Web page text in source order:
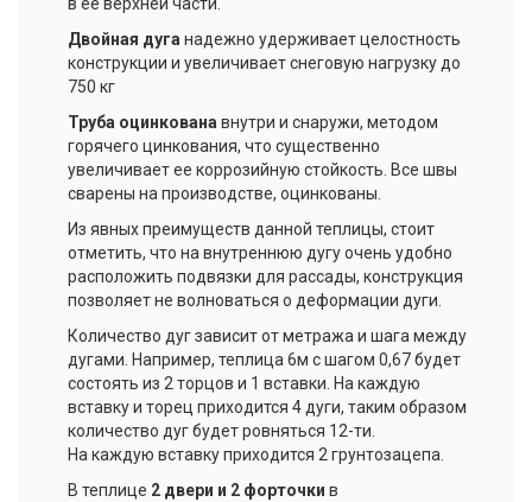
Двойная дуга надежно удерживает целостность
конструкции и увеличивает снеговую нагрузку до
750 кг
Труба оцинкована внутри и снаружи, методом
горячего цинкования, что существенно
увеличивает ее коррозийную стойкость. Все швы
сварены на производстве, оцинкованы.
Из явных преимуществ данной теплицы, стоит
отметить, что на внутреннюю дугу очень удобно
расположить подвязки для рассады, конструкция
позволяет не волноваться о деформации дуги.
Количество дуг зависит от метража и шага между
дугами. Например, теплица 6м с шагом 0,67 будет
состоять из 2 торцов и 1 вставки. На каждую
вставку и торец приходится 4 дуги, таким образом
количество дуг будет ровняться 12-ти.
На каждую вставку приходится 2 грунтозацепа.
В теплице 2 двери и 2 форточки в